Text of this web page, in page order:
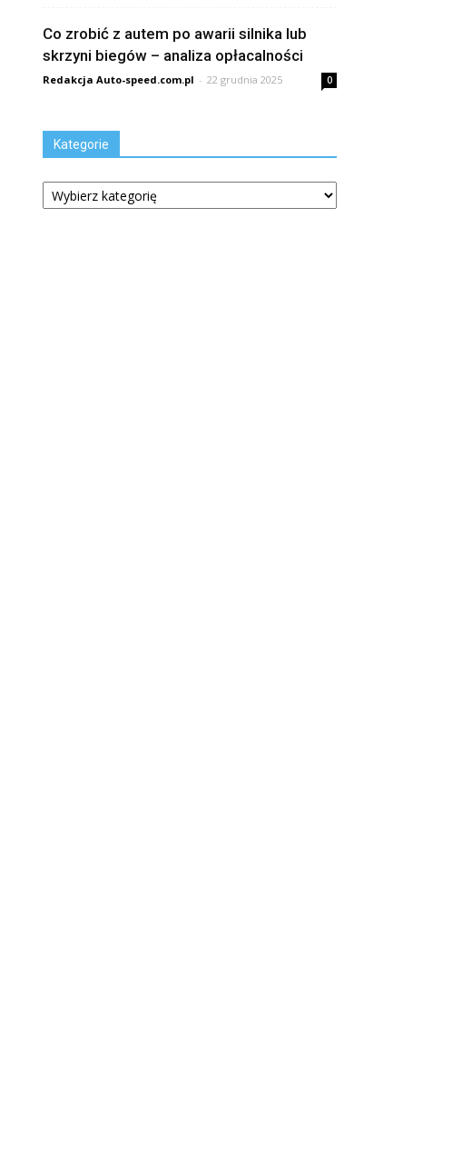
Co zrobić z autem po awarii silnika lub
skrzyni biegów – analiza opłacalności
Redakcja Auto-speed.com.pl - 22 grudnia 2025 0
Kategorie
Kategorie